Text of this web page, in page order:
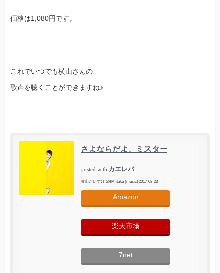
価格は1,080円です。
これでいつでも横山さんの
歌声を聴くことができますね♪
さよならだよ、ミスター
posted with カエレバ
横山だいすけ SMM itaku (music) 2017-08-23
Amazon
楽天市場
7net